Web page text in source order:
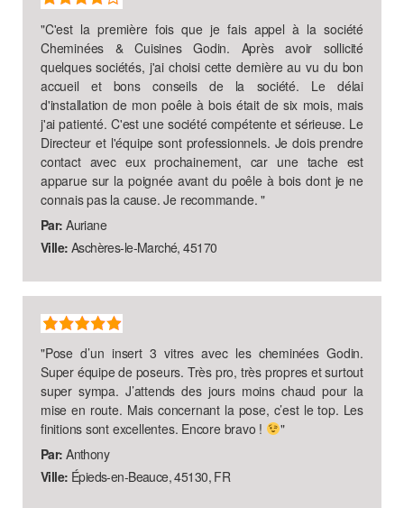
"C'est la première fois que je fais appel à la société
Cheminées & Cuisines Godin. Après avoir sollicité
quelques sociétés, j'ai choisi cette dernière au vu du bon
accueil et bons conseils de la société. Le délai
d'installation de mon poêle à bois était de six mois, mais
j'ai patienté. C'est une société compétente et sérieuse. Le
Directeur et l'équipe sont professionnels. Je dois prendre
contact avec eux prochainement, car une tache est
apparue sur la poignée avant du poêle à bois dont je ne
connais pas la cause. Je recommande."
Par: Auriane
Ville: Aschères-le-Marché, 45170
"Pose d’un insert 3 vitres avec les cheminées Godin.
Super équipe de poseurs. Très pro, très propres et surtout
super sympa. J’attends des jours moins chaud pour la
mise en route. Mais concernant la pose, c’est le top. Les
finitions sont excellentes. Encore bravo !
"
Par: Anthony
Ville: Épieds-en-Beauce, 45130, FR